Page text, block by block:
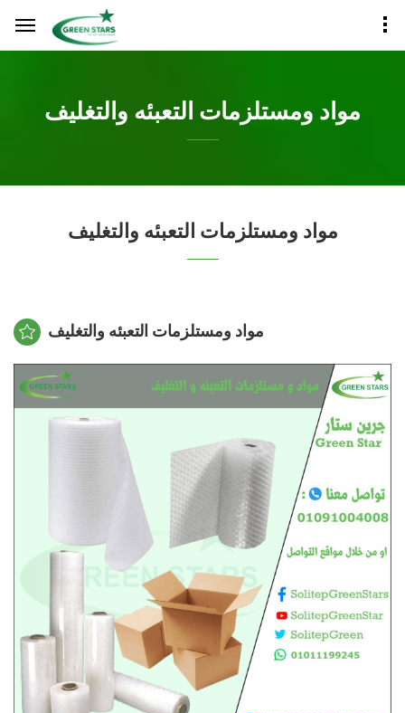
مواد ومستلزمات التعبئه والتغليف
مواد ومستلزمات التعبئه والتغليف
مواد ومستلزمات التعبئه والتغليف